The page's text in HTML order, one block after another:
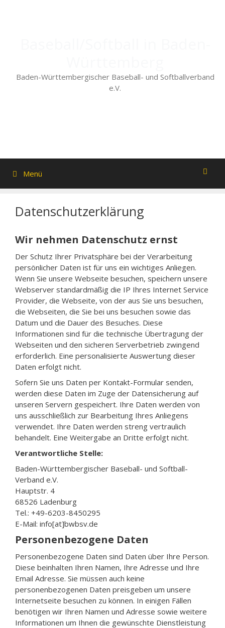
Baden-Württembergischer Baseball- und Softballverband
e.V.
Menü
Datenschutzerklärung
Wir nehmen Datenschutz ernst
Der Schutz Ihrer Privatsphäre bei der Verarbeitung
persönlicher Daten ist für uns ein wichtiges Anliegen.
Wenn Sie unsere Webseite besuchen, speichern unsere
Webserver standardmäßig die IP Ihres Internet Service
Provider, die Webseite, von der aus Sie uns besuchen,
die Webseiten, die Sie bei uns besuchen sowie das
Datum und die Dauer des Besuches. Diese
Informationen sind für die technische Übertragung der
Webseiten und den sicheren Serverbetrieb zwingend
erforderlich. Eine personalisierte Auswertung dieser
Daten erfolgt nicht.
Sofern Sie uns Daten per Kontakt-Formular senden,
werden diese Daten im Zuge der Datensicherung auf
unseren Servern gespeichert. Ihre Daten werden von
uns ausschließlich zur Bearbeitung Ihres Anliegens
verwendet. Ihre Daten werden streng vertraulich
behandelt. Eine Weitergabe an Dritte erfolgt nicht.
Verantwortliche Stelle:
Baden-Württembergischer Baseball- und Softball-
Verband e.V.
Hauptstr. 4
68526 Ladenburg
Tel.: +49-6203-8450295
E-Mail: info[at]bwbsv.de
Personenbezogene Daten
Personenbezogene Daten sind Daten über Ihre Person.
Diese beinhalten Ihren Namen, Ihre Adresse und Ihre
Email Adresse. Sie müssen auch keine
personenbezogenen Daten preisgeben um unsere
Internetseite besuchen zu können. In einigen Fällen
benötigen wir Ihren Namen und Adresse sowie weitere
Informationen um Ihnen die gewünschte Dienstleistung